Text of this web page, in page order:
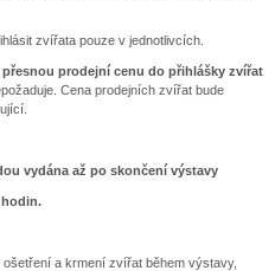
zvířata pouze v jednotlivcích.
prodejní cenu do přihlášky zvířat
Cena prodejních zvířat bude
vydána až po skončení výstavy
hodin.
a krmení zvířat během výstavy,